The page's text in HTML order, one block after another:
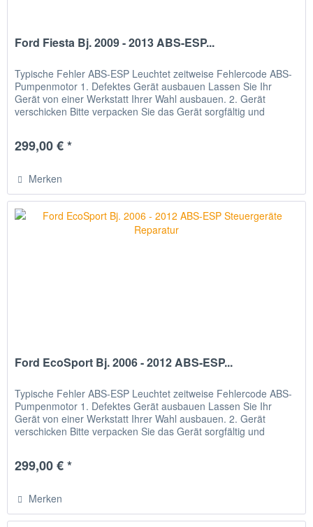
Ford Fiesta Bj. 2009 - 2013 ABS-ESP...
Typische Fehler ABS-ESP Leuchtet zeitweise Fehlercode ABS-
Pumpenmotor 1. Defektes Gerät ausbauen Lassen Sie Ihr
Gerät von einer Werkstatt Ihrer Wahl ausbauen. 2. Gerät
verschicken Bitte verpacken Sie das Gerät sorgfältig und
299,00 € *
Merken
Ford EcoSport Bj. 2006 - 2012 ABS-ESP...
Typische Fehler ABS-ESP Leuchtet zeitweise Fehlercode ABS-
Pumpenmotor 1. Defektes Gerät ausbauen Lassen Sie Ihr
Gerät von einer Werkstatt Ihrer Wahl ausbauen. 2. Gerät
verschicken Bitte verpacken Sie das Gerät sorgfältig und
299,00 € *
Merken